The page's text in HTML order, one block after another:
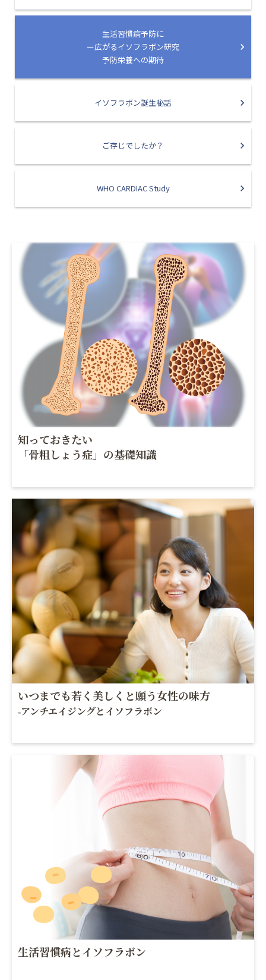
生活習慣病予防に
ー広がるイソフラボン研究
予防栄養への期待
イソフラボン誕生秘話
ご存じでしたか？
WHO CARDIAC Study
知っておきたい
「骨粗しょう症」の基礎知識
いつまでも若く美しくと願う女性の味方
-アンチエイジングとイソフラボン
生活習慣病とイソフラボン